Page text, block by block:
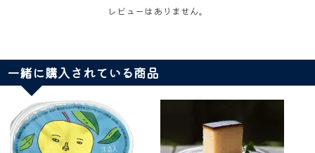
レビューはありません。
一緒に購入されている商品